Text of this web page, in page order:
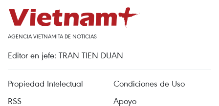
AGENCIA VIETNAMITA DE NOTICIAS
Editor en jefe: TRAN TIEN DUAN
Propiedad Intelectual
Condiciones de Uso
RSS
Apoyo